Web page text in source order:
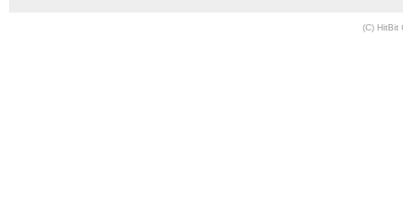
(C) HitBit